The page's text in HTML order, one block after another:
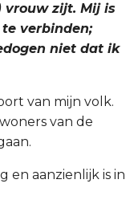
vrouw zijt. Mij is
verbinden;
niet dat ik
van mijn volk.
van de
en aanzienlijk is in